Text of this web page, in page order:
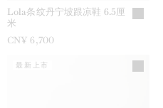
Lola条纹丹宁坡跟凉鞋 6.5厘
米
CN¥ 6,700
最新上市